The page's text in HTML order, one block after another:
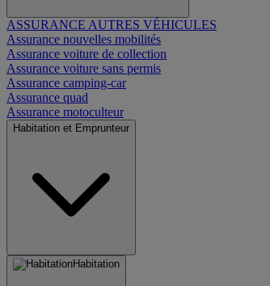
ASSURANCE AUTRES VÉHICULES
Assurance nouvelles mobilités
Assurance voiture de collection
Assurance voiture sans permis
Assurance camping-car
Assurance quad
Assurance motoculteur
Habitation et Emprunteur
Habitation